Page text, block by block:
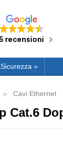
recensioni
»
Cavi Ethernet
Cat.6